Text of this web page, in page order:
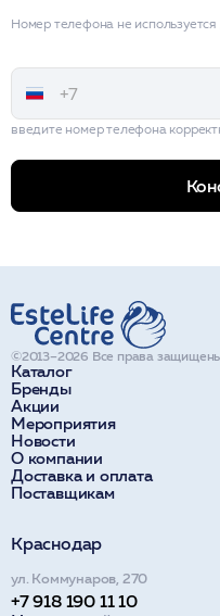
Номер телефона не
введите номер телефона
Каталог
Бренды
Акции
Мероприятия
Новости
О компании
Доставка и оплата
Поставщикам
©2013–2026 Все права
Краснодар
ул. Коммунаров, 270
+7 918 190 11 10